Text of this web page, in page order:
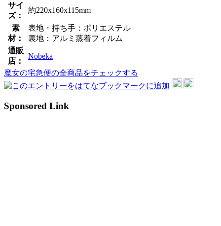
サイ
ズ：
約220x160x115mm
素
材：
表地・持ち手：ポリエステル
裏地：アルミ蒸着フィルム
通販
店：
Nobeka
魔女の宅急便の全商品をチェックする
Sponsored Link